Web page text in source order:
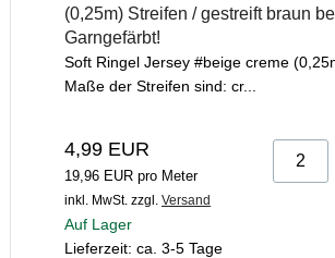
(0,25m) Streifen / gestreift braun
Garngefärbt!
Soft Ringel Jersey #beige creme
Maße der Streifen sind: cr...
4,99 EUR
19,96 EUR pro Meter
inkl. MwSt. zzgl. Versand
Auf Lager
Lieferzeit: ca. 3-5 Tage